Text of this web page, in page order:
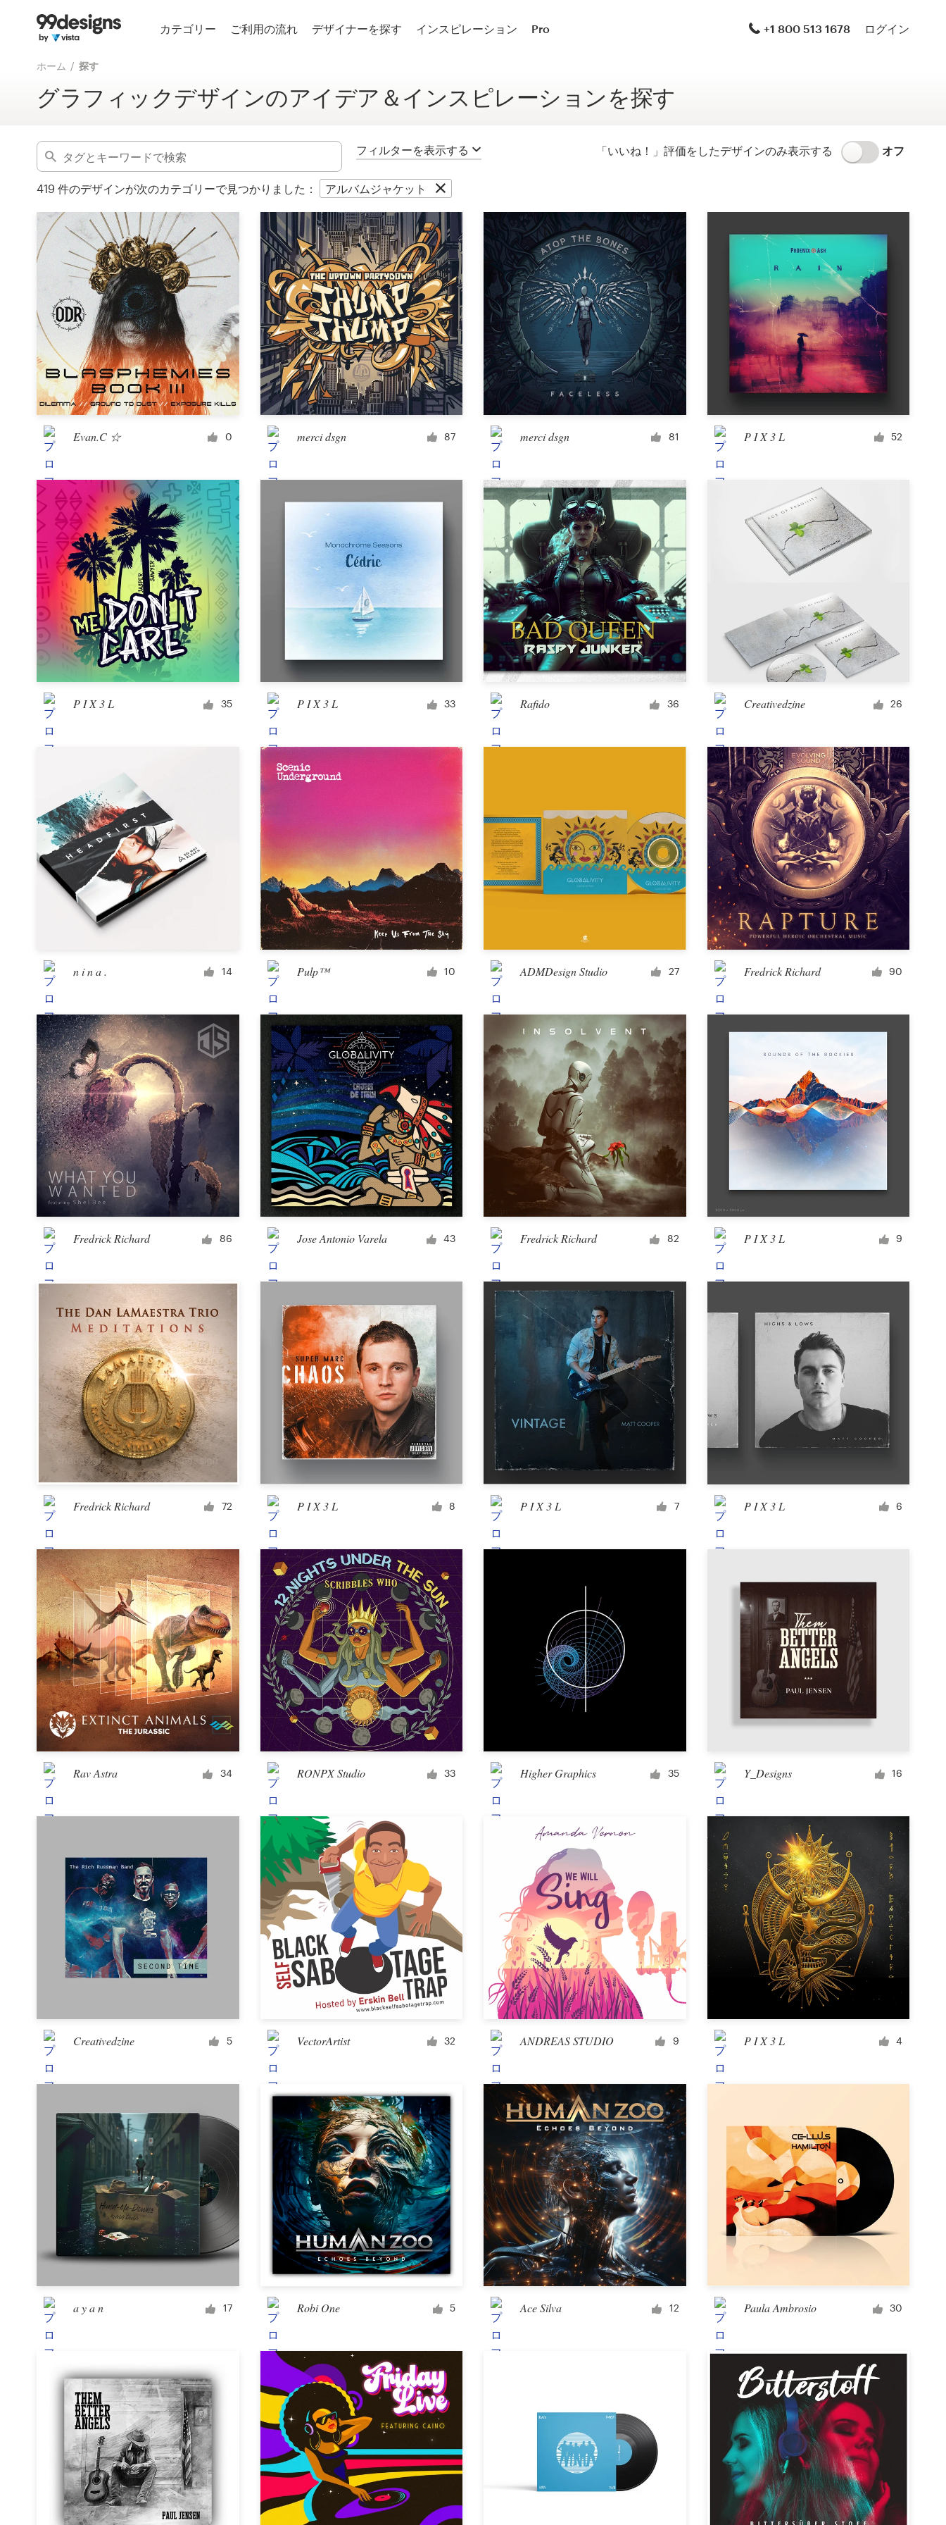
カテゴリー ご利用の流れ デザイナーを探す インスピレーション Pro +1 800 513 1678 ログイン
ホーム 探す
グラフィックデザインのアイデア＆インスピレーションを探す
フィルターを表示する 「いいね！」評価をしたデザインのみ表示する オフ
419 件のデザインが次のカテゴリーで見つかりました： アルバムジャケット
詳細検索
ロゴ＆名刺 ブランドガイドライン
ロゴ＆ブランドガイドライン
Brand starter pack Brand launch pack
ウェブ＆アプリ
Webデザイン WordPressテーマ
ランディングページのデザイン アイコン・ボタン
アプリ
バナー広告
ビジネス＆広告
はがき・チラシ・各種印刷物 ポスター
インフォグラフィック
カーラッピング 看板
パワーポイント
その他ビジネス・広告
ポッドキャスト
衣料品＆販促品
Tシャツ 衣料品・アパレル
販促品 コップ・マグカップ
その他衣料品・販促品
アート＆イラスト
イラスト・グラフィック 挨拶状・招待状
キャラクター・マスコット タトゥー
3D その他アート・イラスト
商品ラベル
その他パッケージ・ラベル
書籍＆雑誌
書籍表紙 雑誌表紙
書籍写植・組版 書籍写植・イメージ画組版
その他デザイン
Evan.C ☆ 0 merci dsgn 87 merci dsgn 81 P I X 3 L 52
P I X 3 L 35 P I X 3 L 33 Rafido 36 Creativedzine 26
n i n a . 14 Pulp™ 10 ADMDesign Studio 27 Fredrick Richard 90
Fredrick Richard 86 Jose Antonio Varela 43 Fredrick Richard 82 P I X 3 L 9
Fredrick Richard 72 P I X 3 L 8 P I X 3 L 7 P I X 3 L 6
Rav Astra 34 RONPX Studio 33 Higher Graphics 35 Y_Designs 16
Creativedzine 5 VectorArtist 32 ANDREAS STUDIO 9 P I X 3 L 4
a y a n 17 Robi One 5 Ace Silva 12 Paula Ambrosio 30
ホーム
カカテゴリー一覧
ご利用の流れ
インスピレーション
デザインコンペ
1-to-1プロジェクト
デザイナーを探す
インスピレーションを得る
99designs Studio
99designs Pro
ロゴデザイン
Webデザイン
ブランドガイドライン
+1 800 513 1678
ヘルプセンター
デザイナーになる